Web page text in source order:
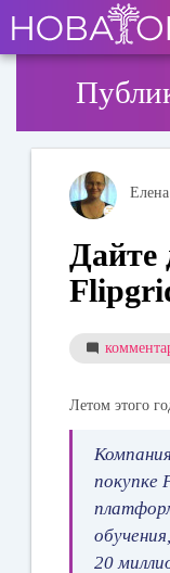
основному
содержанию
User
account
Дайте
Летом этого
покупке
20